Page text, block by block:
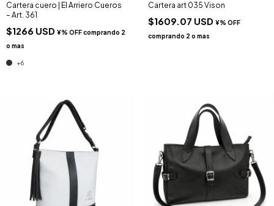
Cartera cuero | El Arriero Cueros
– Art. 361
$1266 USD
+6
Cartera art 035 Vison
$1609.07 USD